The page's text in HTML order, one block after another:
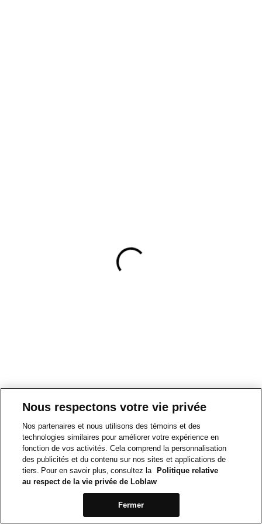
Nous respectons votre vie privée
Nos partenaires et nous utilisons des témoins et des
technologies similaires pour améliorer votre expérience en
fonction de vos activités. Cela comprend la personnalisation
des publicités et du contenu sur nos sites et applications de
tiers. Pour en savoir plus, consultez la
Politique relative
au respect de la vie privée de Loblaw
Fermer